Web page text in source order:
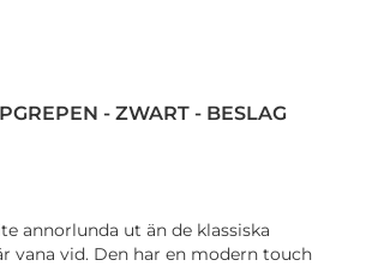
- ZWART - BESLAG
annorlunda ut än de klassiska
vana vid. Den har en modern touch